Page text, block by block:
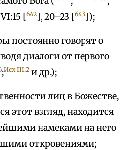
[642], 20–23 [643]);
постоянно говорят о
диалоги от первого
;Исх III:2 и др.);
лиц в Божестве,
этот взгляд, находится
намеками на него
откровениями;